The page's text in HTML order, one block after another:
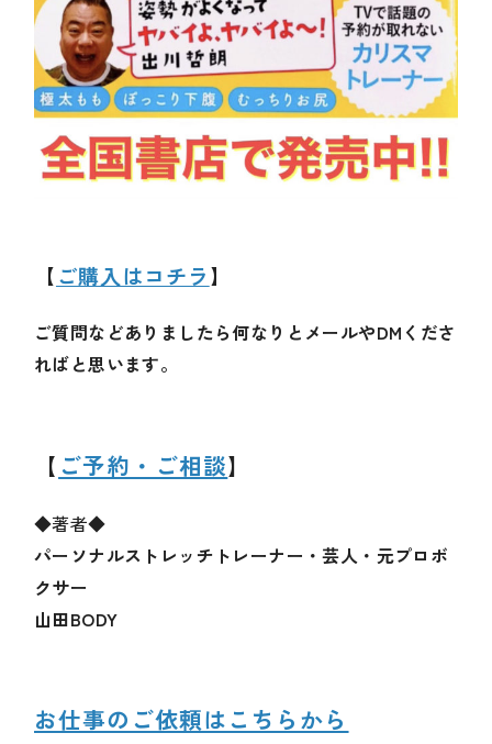
【ご購入はコチラ】
ご質問などありましたら何なりとメールやDMくださ
ればと思います。
【 ご予約・ご相談】
◆著者◆
パーソナルストレッチトレーナー・芸人・元プロボ
クサー
山田BODY
お仕事のご依頼はこちらから